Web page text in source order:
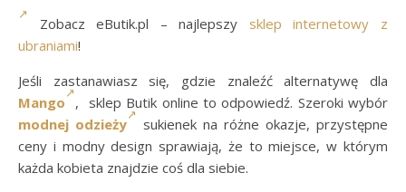
Zobacz eButik.pl – najlepszy sklep internetowy z
ubraniami!
Jeśli zastanawiasz się, gdzie znaleźć alternatywę dla
Mango
, sklep Butik online to odpowiedź. Szeroki wybór
modnej odzieży
sukienek na różne okazje, przystępne
ceny i modny design sprawiają, że to miejsce, w którym
każda kobieta znajdzie coś dla siebie.